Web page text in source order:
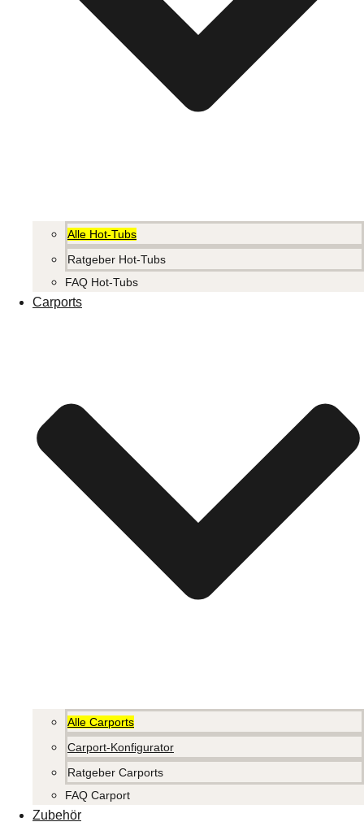
Alle Hot-Tubs
Ratgeber Hot-Tubs
FAQ Hot-Tubs
Carports
Alle Carports
Carport-Konfigurator
Ratgeber Carports
FAQ Carport
Zubehör